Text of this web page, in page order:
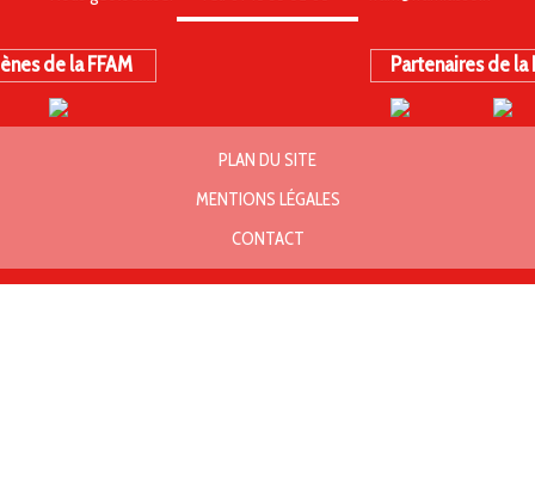
de la FFAM Partenaires de la
PLAN DU SITE
MENTIONS LÉGALES
CONTACT